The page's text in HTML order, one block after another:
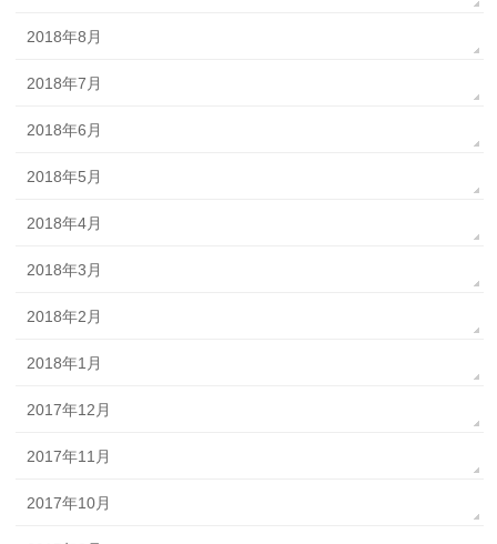
2018年8月
2018年7月
2018年6月
2018年5月
2018年4月
2018年3月
2018年2月
2018年1月
2017年12月
2017年11月
2017年10月